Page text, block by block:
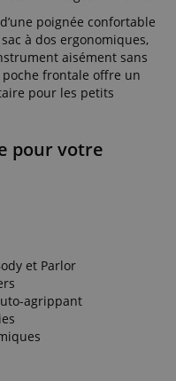
poignée confortable
à dos ergonomiques,
aisément sans
frontale offre un
pour les petits
pour votre
et Parlor
agrippant